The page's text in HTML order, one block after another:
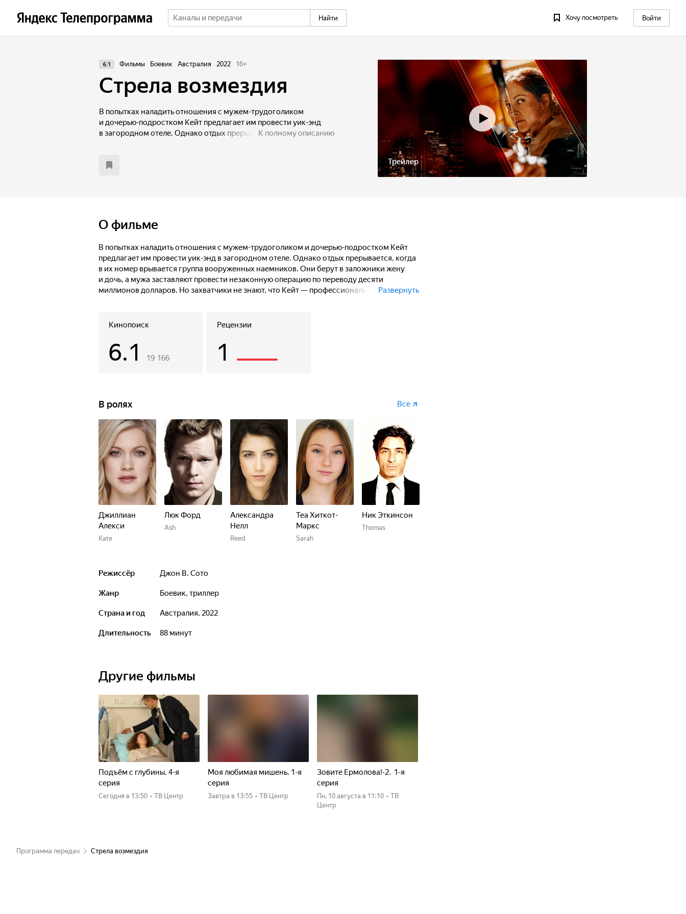
Найти Хочу посмотреть Войти
Трейлер
6.1 Фильмы Боевик Австралия 2022 16+
Стрела возмездия
В попытках наладить отношения с мужем-трудоголиком
и дочерью-подростком Кейт предлагает им провести уик-энд
в загородном отеле. Однако отдых прерывается, когда в их
незаконную операцию по переводу десяти миллионов долларов.
К полному описанию
О фильме
В попытках наладить отношения с мужем-трудоголиком и дочерью-подростком Кейт
предлагает им провести уик-энд в загородном отеле. Однако отдых прерывается, когда
в их номер врывается группа вооруженных наемников. Они берут в заложники жену
и дочь, а мужа заставляют провести незаконную операцию по переводу десяти
миллионов долларов. Но захватчики не знают, что Кейт — профессиональная лучница,
Развернуть
Кинопоиск
6.1 19 166
Рецензии
1
В ролях Все
Джиллиан
Алекси
Kate
Люк Форд
Ash
Александра
Нелл
Reed
Теа Хиткот-
Маркс
Sarah
Ник Эткинсон
Thomas
Режиссёр Джон В. Сото
Жанр боевик, триллер
Страна и год Австралия, 2022
Длительность 88 минут
Другие фильмы
Подъём с глубины. 4-я
серия
Сегодня в 13:50 • ТВ Центр
Моя любимая мишень. 1-я
серия
Завтра в 13:55 • ТВ Центр
Зовите Ермолова!-2. 1-я
серия
пн, 10 августа в 11:10 • ТВ
Центр
Программа передач Стрела возмездия